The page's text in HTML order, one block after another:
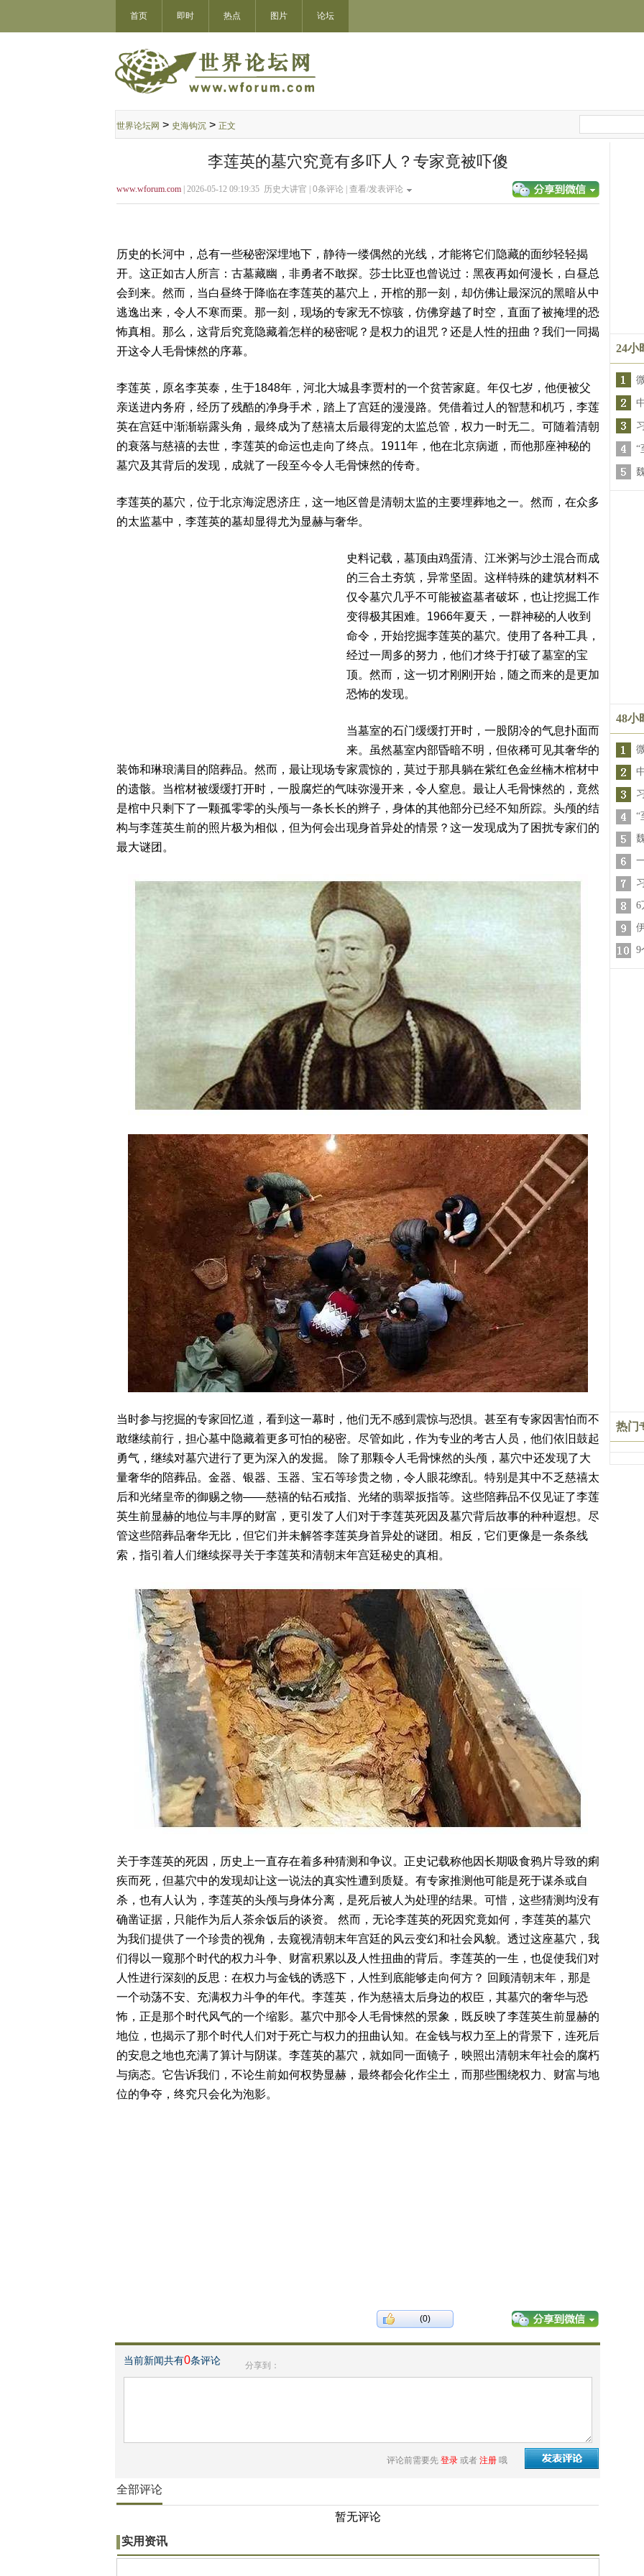
首页 即时 热点 图片 论坛
世界论坛网 > 史海钩沉 > 正文
李莲英的墓穴究竟有多吓人？专家竟被吓傻
www.wforum.com | 2026-05-12 09:19:35 历史大讲官 | 0条评论 | 查看/发表评论
历史的长河中，总有一些秘密深埋地下，静待一缕偶然的光线，才能将它们隐藏的面纱轻轻揭
开。这正如古人所言：古墓藏幽，非勇者不敢探。莎士比亚也曾说过：黑夜再如何漫长，白昼总
会到来。然而，当白昼终于降临在李莲英的墓穴上，开棺的那一刻，却仿佛让最深沉的黑暗从中
逃逸出来，令人不寒而栗。那一刻，现场的专家无不惊骇，仿佛穿越了时空，直面了被掩埋的恐
怖真相。那么，这背后究竟隐藏着怎样的秘密呢？是权力的诅咒？还是人性的扭曲？我们一同揭
开这令人毛骨悚然的序幕。
李莲英，原名李英泰，生于1848年，河北大城县李贾村的一个贫苦家庭。年仅七岁，他便被父
亲送进内务府，经历了残酷的净身手术，踏上了宫廷的漫漫路。凭借着过人的智慧和机巧，李莲
英在宫廷中渐渐崭露头角，最终成为了慈禧太后最得宠的太监总管，权力一时无二。可随着清朝
的衰落与慈禧的去世，李莲英的命运也走向了终点。1911年，他在北京病逝，而他那座神秘的
墓穴及其背后的发现，成就了一段至今令人毛骨悚然的传奇。
李莲英的墓穴，位于北京海淀恩济庄，这一地区曾是清朝太监的主要埋葬地之一。然而，在众多
的太监墓中，李莲英的墓却显得尤为显赫与奢华。
史料记载，墓顶由鸡蛋清、江米粥与沙土混合而成
的三合土夯筑，异常坚固。这样特殊的建筑材料不
仅令墓穴几乎不可能被盗墓者破坏，也让挖掘工作
变得极其困难。1966年夏天，一群神秘的人收到
命令，开始挖掘李莲英的墓穴。使用了各种工具，
经过一周多的努力，他们才终于打破了墓室的宝
顶。然而，这一切才刚刚开始，随之而来的是更加
恐怖的发现。
当墓室的石门缓缓打开时，一股阴冷的气息扑面而
来。虽然墓室内部昏暗不明，但依稀可见其奢华的
装饰和琳琅满目的陪葬品。然而，最让现场专家震惊的，莫过于那具躺在紫红色金丝楠木棺材中
的遗骸。当棺材被缓缓打开时，一股腐烂的气味弥漫开来，令人窒息。最让人毛骨悚然的，竟然
是棺中只剩下了一颗孤零零的头颅与一条长长的辫子，身体的其他部分已经不知所踪。头颅的结
构与李莲英生前的照片极为相似，但为何会出现身首异处的情景？这一发现成为了困扰专家们的
最大谜团。
当时参与挖掘的专家回忆道，看到这一幕时，他们无不感到震惊与恐惧。甚至有专家因害怕而不
敢继续前行，担心墓中隐藏着更多可怕的秘密。尽管如此，作为专业的考古人员，他们依旧鼓起
勇气，继续对墓穴进行了更为深入的发掘。 除了那颗令人毛骨悚然的头颅，墓穴中还发现了大
量奢华的陪葬品。金器、银器、玉器、宝石等珍贵之物，令人眼花缭乱。特别是其中不乏慈禧太
后和光绪皇帝的御赐之物——慈禧的钻石戒指、光绪的翡翠扳指等。这些陪葬品不仅见证了李莲
英生前显赫的地位与丰厚的财富，更引发了人们对于李莲英死因及墓穴背后故事的种种遐想。尽
管这些陪葬品奢华无比，但它们并未解答李莲英身首异处的谜团。相反，它们更像是一条条线
索，指引着人们继续探寻关于李莲英和清朝末年宫廷秘史的真相。
关于李莲英的死因，历史上一直存在着多种猜测和争议。正史记载称他因长期吸食鸦片导致的痢
疾而死，但墓穴中的发现却让这一说法的真实性遭到质疑。有专家推测他可能是死于谋杀或自
杀，也有人认为，李莲英的头颅与身体分离，是死后被人为处理的结果。可惜，这些猜测均没有
确凿证据，只能作为后人茶余饭后的谈资。 然而，无论李莲英的死因究竟如何，李莲英的墓穴
为我们提供了一个珍贵的视角，去窥视清朝末年宫廷的风云变幻和社会风貌。透过这座墓穴，我
们得以一窥那个时代的权力斗争、财富积累以及人性扭曲的背后。李莲英的一生，也促使我们对
人性进行深刻的反思：在权力与金钱的诱惑下，人性到底能够走向何方？ 回顾清朝末年，那是
一个动荡不安、充满权力斗争的年代。李莲英，作为慈禧太后身边的权臣，其墓穴的奢华与恐
怖，正是那个时代风气的一个缩影。墓穴中那令人毛骨悚然的景象，既反映了李莲英生前显赫的
地位，也揭示了那个时代人们对于死亡与权力的扭曲认知。在金钱与权力至上的背景下，连死后
的安息之地也充满了算计与阴谋。李莲英的墓穴，就如同一面镜子，映照出清朝末年社会的腐朽
与病态。它告诉我们，不论生前如何权势显赫，最终都会化作尘土，而那些围绕权力、财富与地
位的争夺，终究只会化为泡影。
(0)
当前新闻共有0条评论 分享到：
评论前需要先 登录 或者 注册 哦
全部评论
暂无评论
实用资讯
24小
“
48小
“
6
9
热门